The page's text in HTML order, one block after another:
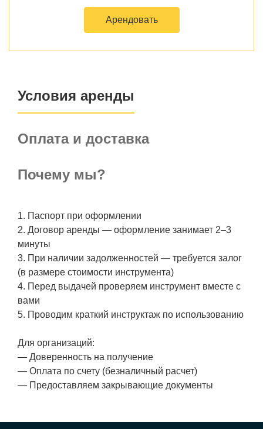
Арендовать
Условия аренды
Оплата и доставка
Почему мы?
1. Паспорт при оформлении
2. Договор аренды — оформление занимает 2–3
минуты
3. При наличии задолженностей — требуется залог
(в размере стоимости инструмента)
4. Перед выдачей проверяем инструмент вместе с
вами
5. Проводим краткий инструктаж по использованию
Для организаций:
— Доверенность на получение
— Оплата по счету (безналичный расчет)
— Предоставляем закрывающие документы